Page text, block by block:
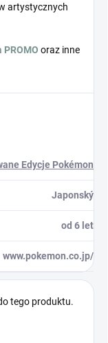
artystycznych
oraz inne
Edycje Pokémon
Japonský
od 6 let
www.pokemon.co.jp/
tego produktu.